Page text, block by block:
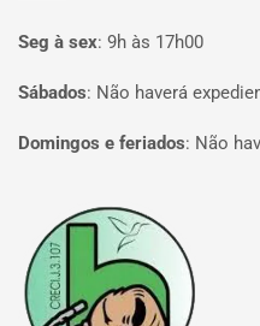
Seg à sex: 9h às 17h00
Sábados: Não haverá
Domingos e feriados: Não
Página inicial